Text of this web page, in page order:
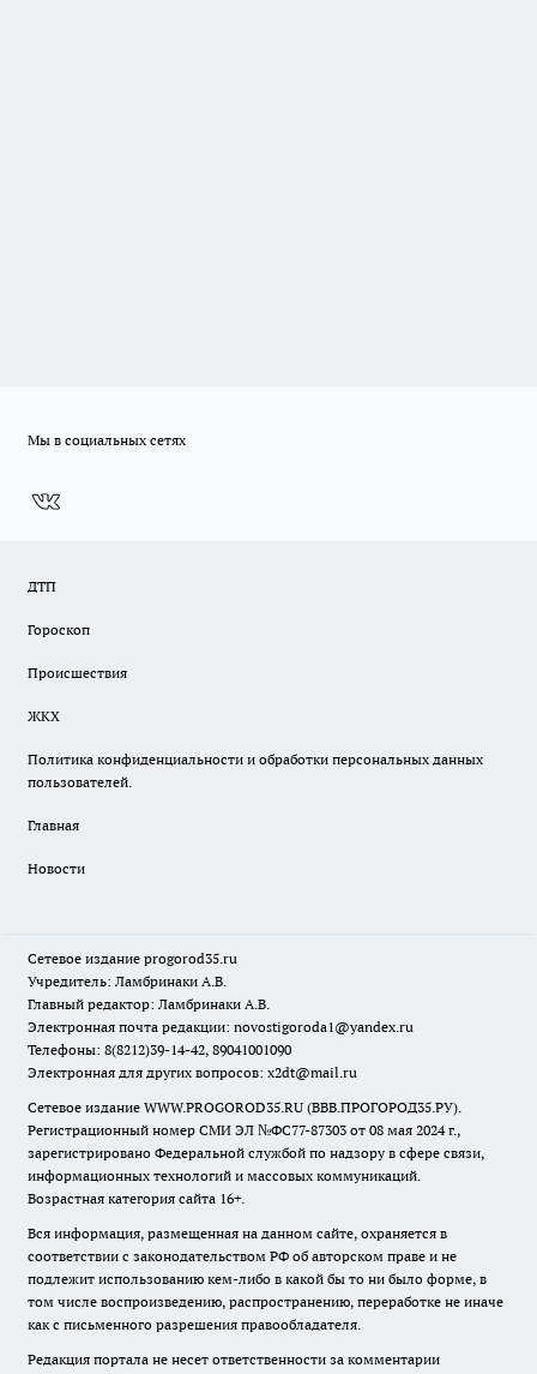
Мы в социальных сетях
ДТП
Гороскоп
Происшествия
ЖКХ
Политика конфиденциальности и обработки персональных данных
пользователей.
Главная
Новости
Сетевое издание progorod35.ru
Учредитель: Ламбринаки А.В.
Главный редактор: Ламбринаки А.В.
Электронная почта редакции: novostigoroda1@yandex.ru
Телефоны: 8(8212)39-14-42, 89041001090
Электронная для других вопросов: x2dt@mail.ru
Сетевое издание WWW.PROGOROD35.RU (ВВВ.ПРОГОРОД35.РУ).
Регистрационный номер СМИ ЭЛ №ФС77-87303 от 08 мая 2024 г.,
зарегистрировано Федеральной службой по надзору в сфере связи,
информационных технологий и массовых коммуникаций.
Возрастная категория сайта 16+.
Вся информация, размещенная на данном сайте, охраняется в
соответствии с законодательством РФ об авторском праве и не
подлежит использованию кем-либо в какой бы то ни было форме, в
том числе воспроизведению, распространению, переработке не иначе
как с письменного разрешения правообладателя.
Редакция портала не несет ответственности за комментарии